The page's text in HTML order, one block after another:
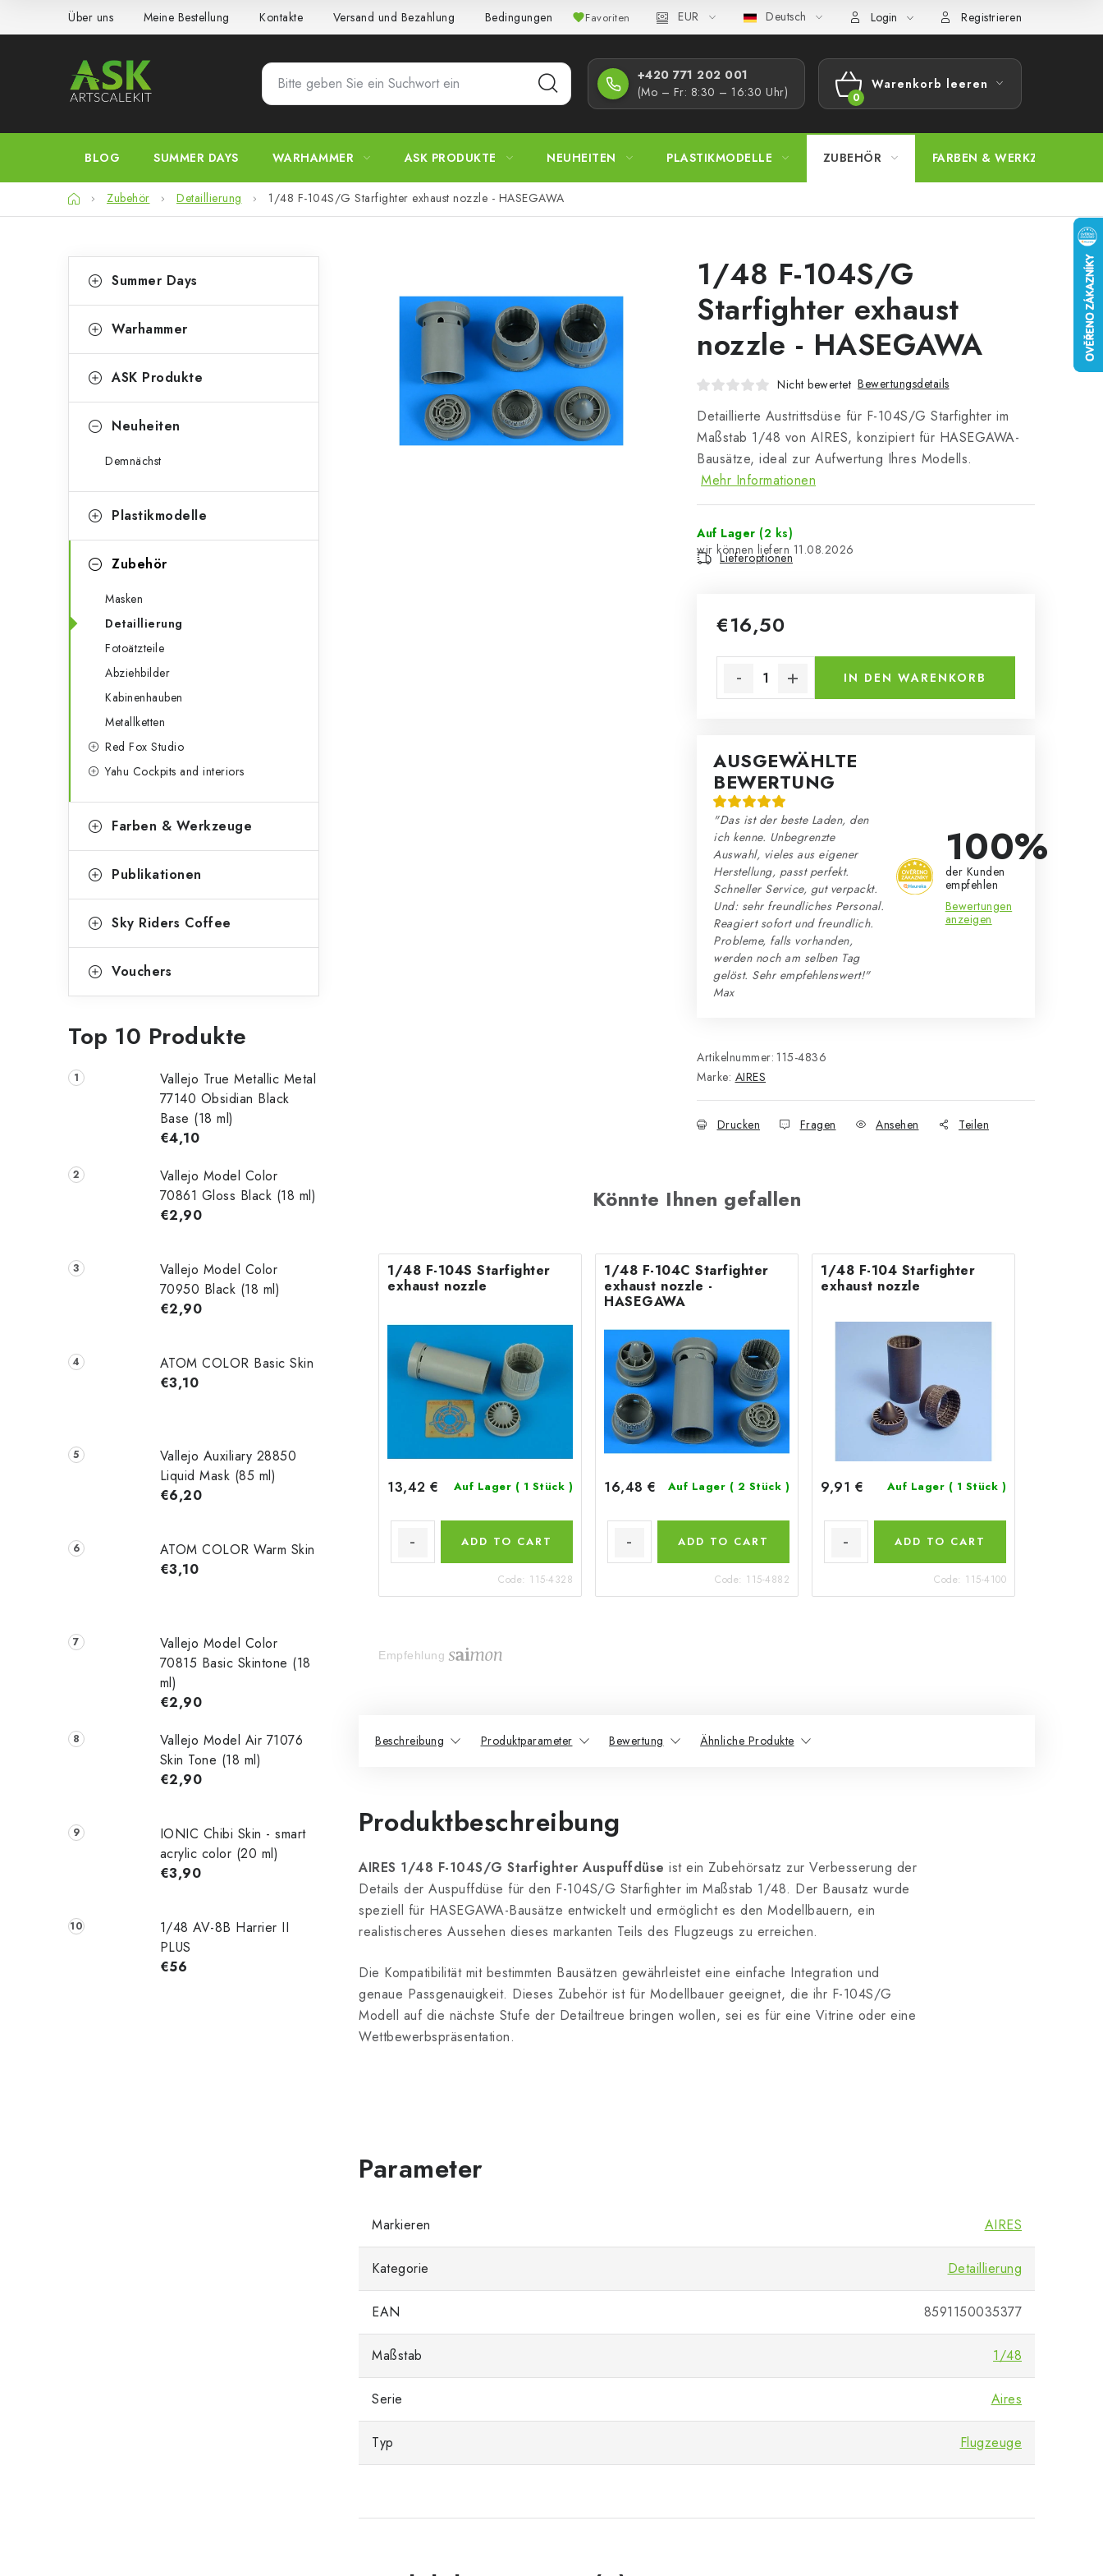
Über uns Meine Bestellung Kontakte Versand und Bezahlung Bedingungen und Konditionen Datenschutzbestimmungen Beschwerdeverfahren Großhandel
Favoriten EUR Deutsch Login Registrieren
+420 771 202 001​
(Mo – Fr: 8:30 – 16:30 Uhr)
WARENKORB
Warenkorb leeren
BLOG SUMMER DAYS WARHAMMER ASK PRODUKTE NEUHEITEN PLASTIKMODELLE ZUBEHÖR FARBEN & WERKZEUGE
StartseiteZubehör Detaillierung 1/48 F-104S/G Starfighter exhaust nozzle - HASEGAWA
e
t
e
e
s
e
überspringen
a
e
o
e
Summer Days
Warhammer
ASK Produkte
Neuheiten
Demnächst
Plastikmodelle
Zubehör
Masken
Detaillierung
Fotoätzteile
Abziehbilder
Kabinenhauben
Metallketten
Red Fox Studio
Yahu Cockpits and interiors
Farben & Werkzeuge
Publikationen
Sky Riders Coffee
Vouchers
Top 10 Produkte
Vallejo True Metallic Metal
77140 Obsidian Black
Base (18 ml)
€4,10
Vallejo Model Color
70861 Gloss Black (18 ml)
€2,90
Vallejo Model Color
70950 Black (18 ml)
€2,90
ATOM COLOR Basic Skin
€3,10
Vallejo Auxiliary 28850
Liquid Mask (85 ml)
€6,20
ATOM COLOR Warm Skin
€3,10
Vallejo Model Color
70815 Basic Skintone (18
ml)
€2,90
Vallejo Model Air 71076
Skin Tone (18 ml)
€2,90
IONIC Chibi Skin - smart
acrylic color (20 ml)
€3,90
1/48 AV-8B Harrier II
PLUS
€56
1/48 F-104S/G
Starfighter exhaust
nozzle - HASEGAWA
Nicht bewertet Bewertungsdetails
Detaillierte Austrittsdüse für F-104S/G Starfighter im
Maßstab 1/48 von AIRES, konzipiert für HASEGAWA-
Bausätze, ideal zur Aufwertung Ihres Modells.
Mehr Informationen
Auf Lager (2 ks)
11.08.2026
Lieferoptionen
€16,50
IN DEN WARENKORB
AUSGEWÄHLTE
BEWERTUNG
"Das ist der beste Laden, den
ich kenne. Unbegrenzte
Auswahl, vieles aus eigener
Herstellung, passt perfekt.
Schneller Service, gut verpackt.
Und: sehr freundliches Personal.
Reagiert sofort und freundlich.
Probleme, falls vorhanden,
werden noch am selben Tag
gelöst. Sehr empfehlenswert!"
Max
100%
der Kunden
empfehlen
Bewertungen
anzeigen
Artikelnummer: 115-4836
Marke: AIRES
Drucken Fragen Ansehen Teilen
Könnte Ihnen gefallen
1/48 F-104S Starfighter
exhaust nozzle
13,42 € Auf Lager ( 1 Stück )
ADD TO CART
Code: 115-4328
1/48 F-104C Starfighter
exhaust nozzle -
HASEGAWA
16,48 € Auf Lager ( 2 Stück )
ADD TO CART
Code: 115-4882
1/48 F-104 Starfighter
exhaust nozzle
9,91 € Auf Lager ( 1 Stück )
ADD TO CART
Code: 115-4100
Empfehlung
Beschreibung Produktparameter Bewertung Ähnliche Produkte
Produktbeschreibung
AIRES 1/48 F-104S/G Starfighter Auspuffdüse ist ein Zubehörsatz zur Verbesserung der
Details der Auspuffdüse für den F-104S/G Starfighter im Maßstab 1/48. Der Bausatz wurde
speziell für HASEGAWA-Bausätze entwickelt und ermöglicht es den Modellbauern, ein
realistischeres Aussehen dieses markanten Teils des Flugzeugs zu erreichen.
Die Kompatibilität mit bestimmten Bausätzen gewährleistet eine einfache Integration und
genaue Passgenauigkeit. Dieses Zubehör ist für Modellbauer geeignet, die ihr F-104S/G
Modell auf die nächste Stufe der Detailtreue bringen wollen, sei es für eine Vitrine oder eine
Wettbewerbspräsentation.
Markieren AIRES
Kategorie Detaillierung
EAN 8591150035377
Maßstab 1/48
Serie Aires
Typ Flugzeuge